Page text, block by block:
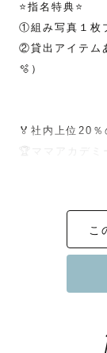
⭐️指名特典⭐️
①組み写真１枚
②貸出アイテム
🫧）
🏅社内上位20％
🏆ママアカデミ
初めまして☘️
数いるカメラ
てくださりあ
私のカメラマ
こ